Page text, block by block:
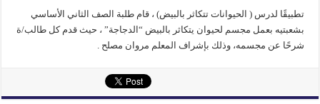
تطبيقًا لدرس ( الحيوانات تتكاثر بالبيض) ، قام طلبة الصف الثاني الأساسي
بشعبتيه بعمل مجسم لحيوان يتكاثر بالبيض “الدجاجة” ، حيث قدم كل طالب/ة
شرحًا عن مجسمه، وذلك بإشراف المعلم مروان مصلح .